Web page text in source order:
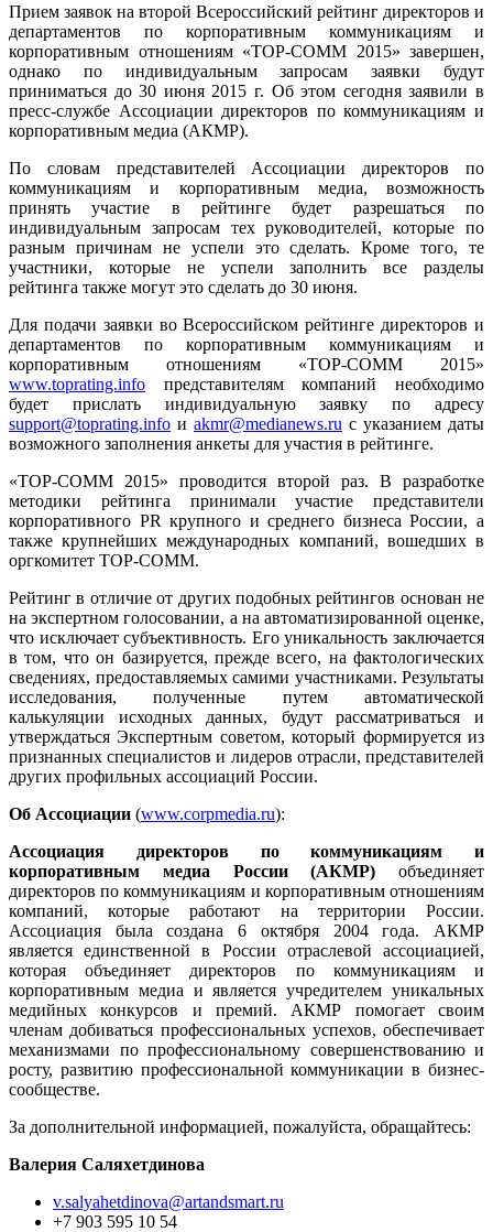
Прием заявок на второй Всероссийский рейтинг директоров и
департаментов по корпоративным коммуникациям и
корпоративным отношениям «TOP-COMM 2015» завершен,
однако по индивидуальным запросам заявки будут
приниматься до 30 июня 2015 г. Об этом сегодня заявили в
пресс-службе Ассоциации директоров по коммуникациям и
корпоративным медиа (АКМР).
По словам представителей Ассоциации директоров по
коммуникациям и корпоративным медиа, возможность
принять участие в рейтинге будет разрешаться по
индивидуальным запросам тех руководителей, которые по
разным причинам не успели это сделать. Кроме того, те
участники, которые не успели заполнить все разделы
рейтинга также могут это сделать до 30 июня.
Для подачи заявки во Всероссийском рейтинге директоров и
департаментов по корпоративным коммуникациям и
корпоративным отношениям
«TOP-COMM 2015»
www.toprating.info
представителям компаний необходимо
будет прислать индивидуальную заявку по адресу
support@toprating.info и akmr@medianews.ru с указанием даты
возможного заполнения анкеты для участия в рейтинге.
«TOP-COMM 2015» проводится второй раз. В разработке
методики рейтинга принимали участие представители
корпоративного PR крупного и среднего бизнеса России, а
также крупнейших международных компаний, вошедших в
оргкомитет ТОР-СОММ.
Рейтинг в отличие от других подобных рейтингов основан не
на экспертном голосовании, а на автоматизированной оценке,
что исключает субъективность. Его уникальность заключается
в том, что он базируется, прежде всего, на фактологических
сведениях, предоставляемых самими участниками. Результаты
исследования, полученные путем автоматической
калькуляции исходных данных, будут рассматриваться и
утверждаться Экспертным советом, который формируется из
признанных специалистов и лидеров отрасли, представителей
других профильных ассоциаций России.
Об Ассоциации (www.corpmedia.ru):
Ассоциация директоров по коммуникациям и
корпоративным медиа России (АКМР) объединяет
директоров по коммуникациям и корпоративным отношениям
компаний, которые работают на территории России.
Ассоциация была создана 6 октября 2004 года. АКМР
является единственной в России отраслевой ассоциацией,
которая объединяет директоров по коммуникациям и
корпоративным медиа и является учредителем уникальных
медийных конкурсов и премий. АКМР помогает своим
членам добиваться профессиональных успехов, обеспечивает
механизмами по профессиональному совершенствованию и
росту, развитию профессиональной коммуникации в бизнес-
сообществе.
За дополнительной информацией, пожалуйста, обращайтесь:
Валерия Саляхетдинова
v.salyahetdinova@artandsmart.ru
+7 903 595 10 54